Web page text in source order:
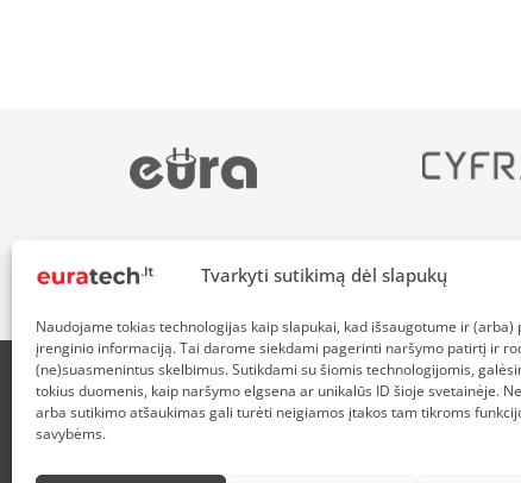
Tvarkyti sutikimą dėl slapukų
Naudojame tokias technologijas kaip slapukai, kad išsaugotume ir (arba)
įrenginio informaciją. Tai darome siekdami pagerinti naršymo patirtį ir
(ne)suasmenintus skelbimus. Sutikdami su šiomis technologijomis,
tokius duomenis, kaip naršymo elgsena ar unikalūs ID šioje svetainėje.
arba sutikimo atšaukimas gali turėti neigiamos įtakos tam tikroms
savybėms.
APIE MUS NUOLAIDOS HEROJAMS PRISTATYMAS